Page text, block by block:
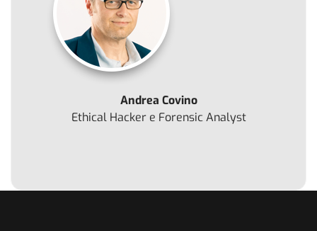
Andrea Covino
Ethical Hacker e Forensic Analyst